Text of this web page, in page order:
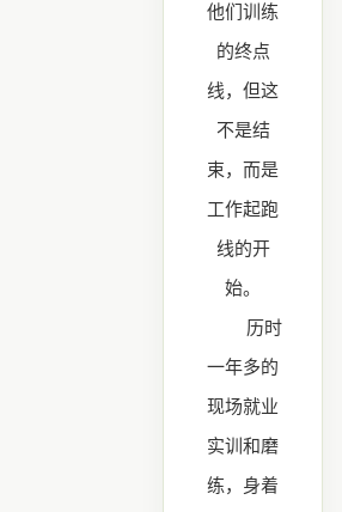
他们训练
的终点
线，但这
不是结
束，而是
工作起跑
线的开
始。
历时
一年多的
现场就业
实训和磨
练，身着